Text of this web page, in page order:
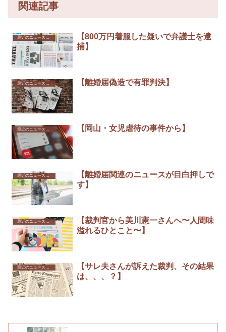
関連記事
最近のニュースから
【800万円着服した疑いで弁護士を逮
捕】
最近のニュースから 【離婚届偽造で有罪判決】
最近のニュースから 【岡山・女児虐待の事件から】
【離婚届関連のニュースが目白押しで
す】
最近のニュースから
【裁判官から美川憲一さんへ〜人間味
溢れるひとこと〜】
最近のニュースから
【サレ夫さんが訴えた裁判、その結果
は、、、？】